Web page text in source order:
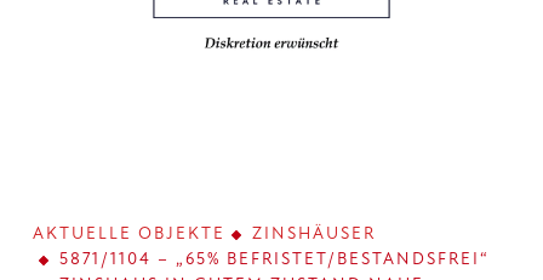
AKTUELLE OBJEKTE
ZINSHÄUSER
5871/1104 – „65% BEFRISTET/BESTANDSFREI“